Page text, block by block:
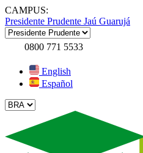
CAMPUS:
Presidente Prudente Jaú Guarujá
0800 771 5533
English
Español